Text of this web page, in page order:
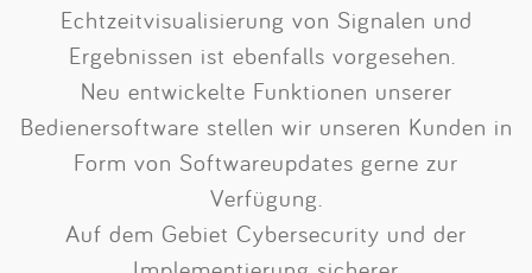
Echtzeitvisualisierung von Signalen und
Ergebnissen ist ebenfalls vorgesehen.
Neu entwickelte Funktionen unserer
Bedienersoftware stellen wir unseren Kunden in
Form von Softwareupdates gerne zur
Verfügung.
Auf dem Gebiet Cybersecurity und der